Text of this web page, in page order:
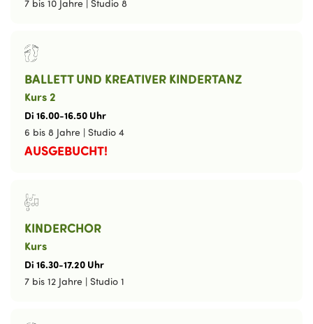
7 bis 10 Jahre Studio 8
BALLETT UND KREATIVER KINDERTANZ
Kurs 2
Di 16.00-16.50 Uhr
6 bis 8 Jahre | Studio 4
AUSGEBUCHT!
KINDERCHOR
Kurs
Di 16.30-17.20 Uhr
7 bis 12 Jahre | Studio 1